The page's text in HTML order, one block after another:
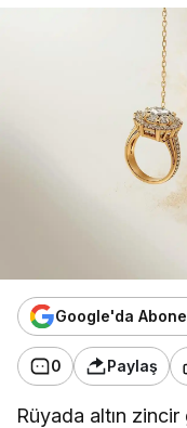
Google'da
0 Paylaş
Rüyada altın